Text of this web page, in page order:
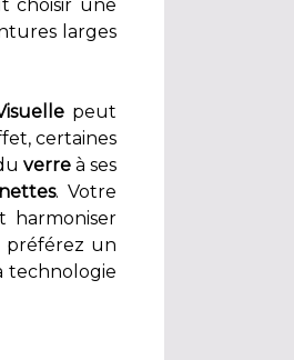
choisir une
larges
peut
certaines
verreà ses
. Votre
harmoniser
préférez un
technologie